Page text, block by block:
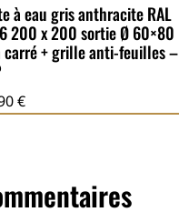
à eau gris anthracite RAL
200 x 200 sortie Ø 60×80
carré + grille anti-feuilles –
€